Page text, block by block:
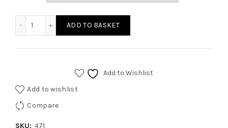
ADD TO BASKET
Add to Wishlist
Add to wishlist
Compare
SKU: 471